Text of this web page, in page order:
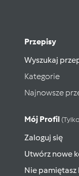
Przepisy
Wyszukaj
Kategorie
Najnowsze
Mój Profil
Zaloguj się
Utwórz nowe
Nie pamiętasz